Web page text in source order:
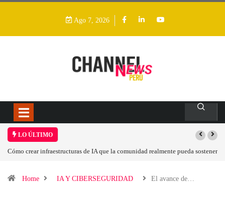
Ago 7, 2026
LO ÚLTIMO
pueda sostenerLas tarjetas gráficas RDNA 5 ya están en fase avanzada de
Home IA Y CIBERSEGURIDAD El avance de…